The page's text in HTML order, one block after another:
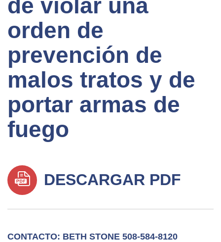
de violar una
orden de
prevención de
malos tratos y de
portar armas de
fuego
DESCARGAR PDF
CONTACTO: BETH STONE 508-584-8120